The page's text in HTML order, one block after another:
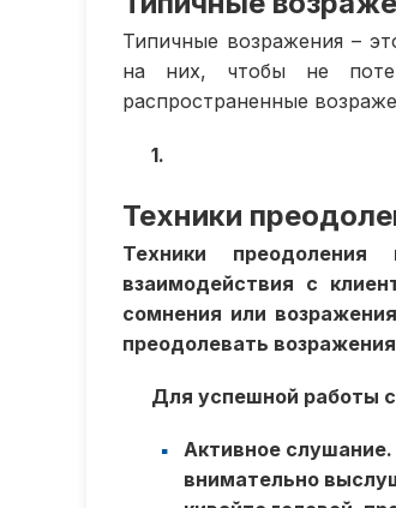
Типичные возражения –
на них, чтобы не
распространенные
1.
Техники
Техники
взаимодействия с
сомнения или
преодолевать
Для успешной работы
Активное слушание
внимательно